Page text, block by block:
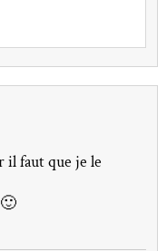
il faut que je le